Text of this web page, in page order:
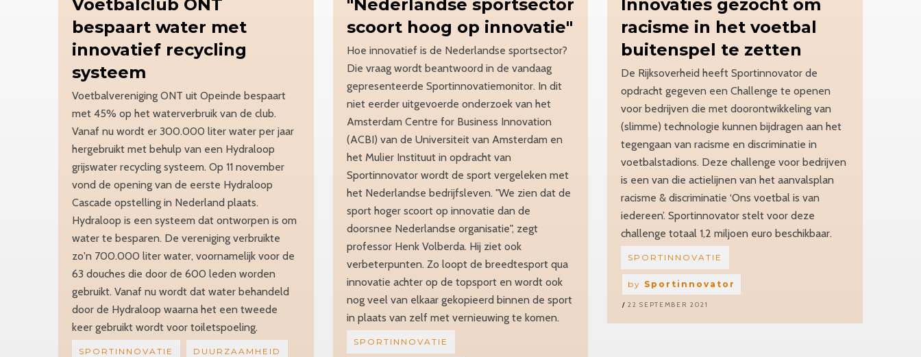
Voetbalclub ONT
bespaart water met
innovatief recycling
systeem
Voetbalvereniging ONT uit Opeinde bespaart
met 45% op het waterverbruik van de club.
Vanaf nu wordt er 300.000 liter water per jaar
hergebruikt met behulp van een Hydraloop
grijswater recycling systeem. Op 11 november
vond de opening van de eerste Hydraloop
Cascade opstelling in Nederland plaats.
Hydraloop is een systeem dat ontworpen is om
water te besparen. De vereniging verbruikte
zo'n 700.000 liter water, voornamelijk voor de
63 douches die door de 600 leden worden
gebruikt. Vanaf nu wordt dat water behandeld
door de Hydraloop waarna het een tweede
keer gebruikt wordt voor toiletspoeling.
SPORTINNOVATIE DUURZAAMHEID
"Nederlandse sportsector
scoort hoog op innovatie"
Hoe innovatief is de Nederlandse sportsector?
Die vraag wordt beantwoord in de vandaag
gepresenteerde Sportinnovatiemonitor. In dit
niet eerder uitgevoerde onderzoek van het
Amsterdam Centre for Business Innovation
(ACBI) van de Universiteit van Amsterdam en
het Mulier Instituut in opdracht van
Sportinnovator wordt de sport vergeleken met
het Nederlandse bedrijfsleven. "We zien dat de
sport hoger scoort op innovatie dan de
doorsnee Nederlandse organisatie", zegt
professor Henk Volberda. Hij ziet ook
verbeterpunten. Zo loopt de breedtesport qua
innovatie achter op de topsport en wordt ook
nog veel van elkaar gekopieerd binnen de sport
in plaats van zelf met vernieuwing te komen.
SPORTINNOVATIE
Innovaties gezocht om
racisme in het voetbal
buitenspel te zetten
De Rijksoverheid heeft Sportinnovator de
opdracht gegeven een Challenge te openen
voor bedrijven die met doorontwikkeling van
(slimme) technologie kunnen bijdragen aan het
tegengaan van racisme en discriminatie in
voetbalstadions. Deze challenge voor bedrijven
is een van die actielijnen van het aanvalsplan
racisme & discriminatie ‘Ons voetbal is van
iedereen’. Sportinnovator stelt voor deze
challenge totaal 1,2 miljoen euro beschikbaar.
SPORTINNOVATIE
by Sportinnovator
22 SEPTEMBER 2021